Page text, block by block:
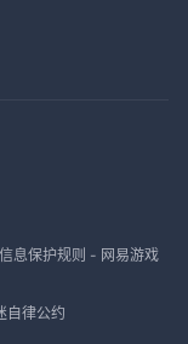
息保护规则 - 网易游戏
自律公约